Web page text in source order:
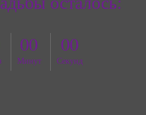
00
Минут
00
Секунд